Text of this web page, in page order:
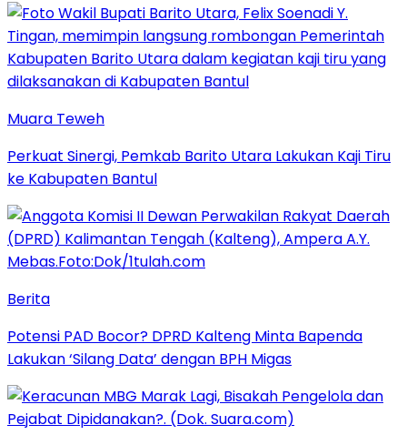
Muara Teweh
Perkuat Sinergi, Pemkab Barito Utara Lakukan Kaji Tiru
ke Kabupaten Bantul
Berita
Potensi PAD Bocor? DPRD Kalteng Minta Bapenda
Lakukan ‘Silang Data’ dengan BPH Migas